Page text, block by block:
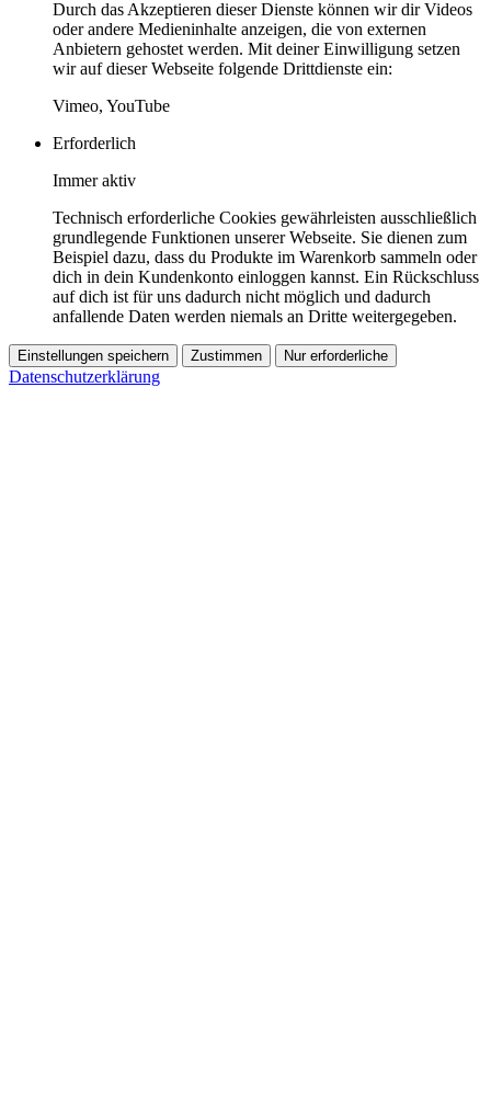
Durch das Akzeptieren dieser Dienste können wir dir Videos
oder andere Medieninhalte anzeigen, die von externen
Anbietern gehostet werden. Mit deiner Einwilligung setzen
wir auf dieser Webseite folgende Drittdienste ein:
Vimeo, YouTube
Erforderlich
Immer aktiv
Technisch erforderliche Cookies gewährleisten ausschließlich
grundlegende Funktionen unserer Webseite. Sie dienen zum
Beispiel dazu, dass du Produkte im Warenkorb sammeln oder
dich in dein Kundenkonto einloggen kannst. Ein Rückschluss
auf dich ist für uns dadurch nicht möglich und dadurch
anfallende Daten werden niemals an Dritte weitergegeben.
Einstellungen speichern Zustimmen Nur erforderliche
Datenschutzerklärung